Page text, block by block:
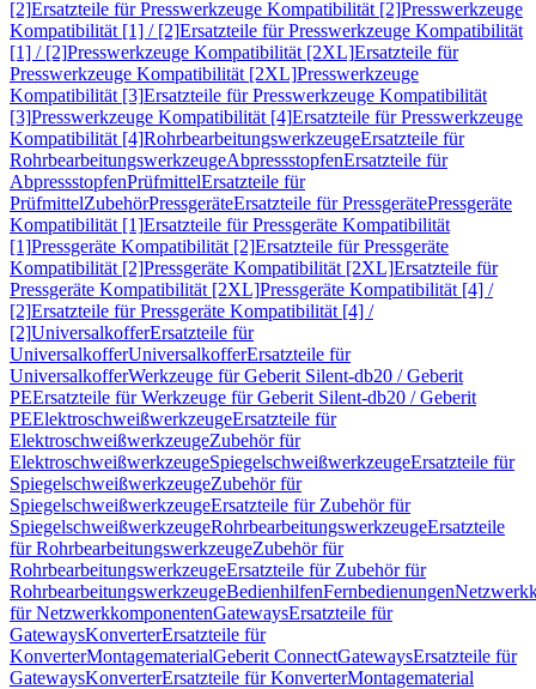
[2]Ersatzteile für Presswerkzeuge Kompatibilität [2]Presswerkzeuge
Kompatibilität [1] / [2]Ersatzteile für Presswerkzeuge Kompatibilität
[1] / [2]Presswerkzeuge Kompatibilität [2XL]Ersatzteile für
Presswerkzeuge Kompatibilität [2XL]Presswerkzeuge
Kompatibilität [3]Ersatzteile für Presswerkzeuge Kompatibilität
[3]Presswerkzeuge Kompatibilität [4]Ersatzteile für Presswerkzeuge
Kompatibilität [4]RohrbearbeitungswerkzeugeErsatzteile für
RohrbearbeitungswerkzeugeAbpressstopfenErsatzteile für
AbpressstopfenPrüfmittelErsatzteile für
PrüfmittelZubehörPressgeräteErsatzteile für PressgerätePressgeräte
Kompatibilität [1]Ersatzteile für Pressgeräte Kompatibilität
[1]Pressgeräte Kompatibilität [2]Ersatzteile für Pressgeräte
Kompatibilität [2]Pressgeräte Kompatibilität [2XL]Ersatzteile für
Pressgeräte Kompatibilität [2XL]Pressgeräte Kompatibilität [4] /
[2]Ersatzteile für Pressgeräte Kompatibilität [4] /
[2]UniversalkofferErsatzteile für
UniversalkofferUniversalkofferErsatzteile für
UniversalkofferWerkzeuge für Geberit Silent-db20 / Geberit
PEErsatzteile für Werkzeuge für Geberit Silent-db20 / Geberit
PEElektroschweißwerkzeugeErsatzteile für
ElektroschweißwerkzeugeZubehör für
ElektroschweißwerkzeugeSpiegelschweißwerkzeugeErsatzteile für
SpiegelschweißwerkzeugeZubehör für
SpiegelschweißwerkzeugeErsatzteile für Zubehör für
SpiegelschweißwerkzeugeRohrbearbeitungswerkzeugeErsatzteile
für RohrbearbeitungswerkzeugeZubehör für
RohrbearbeitungswerkzeugeErsatzteile für Zubehör für
RohrbearbeitungswerkzeugeBedienhilfenFernbedienungen
für NetzwerkkomponentenGatewaysErsatzteile für
GatewaysKonverterErsatzteile für
KonverterMontagematerialGeberit ConnectGatewaysErsatzteile für
GatewaysKonverterErsatzteile für KonverterMontagematerial